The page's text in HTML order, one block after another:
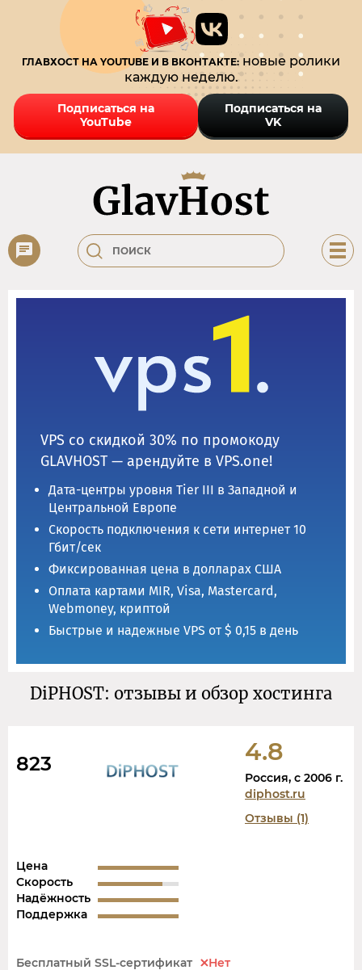
ГЛАВХОСТ НА YOUTUBE И В ВКОНТАКТЕ:новые ролики
каждую неделю.
Подписаться на
YouTube
Подписаться на
VK
VPS со скидкой 30% по промокоду
GLAVHOST — арендуйте в VPS.one!
Дата-центры уровня Tier III в Западной и
Центральной Европе
Скорость подключения к сети интернет 10
Гбит/сек
Фиксированная цена в долларах США
Оплата картами MIR, Visa, Mastercard,
Webmoney, криптой
Быстрые и надежные VPS от $ 0,15 в день
DiPHOST: отзывы и обзор хостинга
823 4.8
Россия, c 2006 г.
diphost.ru
Отзывы (1)
Цена
Скорость
Надёжность
Поддержка
Бесплатный SSL-сертификат
Нет